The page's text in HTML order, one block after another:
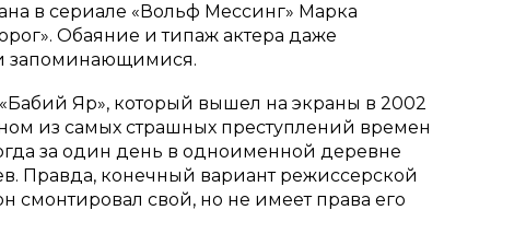
в сериале «Вольф Мессинг» Марка
Обаяние и типаж актера даже
запоминающимися.
Яр», который вышел на экраны в 2002
из самых страшных преступлений времен
за один день в одноименной деревне
Правда, конечный вариант режиссерской
смонтировал свой, но не имеет права его